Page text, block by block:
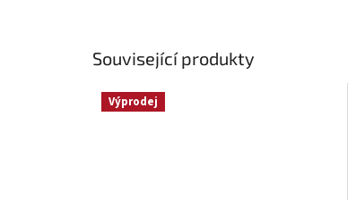
Související produkty
Výprodej